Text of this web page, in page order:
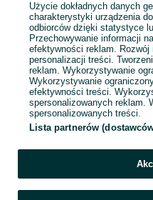
Użycie dokładnych danych
charakterystyki urządzenia
odbiorców dzięki statystyce
Przechowywanie informacji
efektywności reklam. Rozwój
personalizacji treści.
reklam. Wykorzystywanie
Wykorzystywanie
efektywności treści.
spersonalizowanych reklam.
spersonalizowanych treści.
Lista partnerów